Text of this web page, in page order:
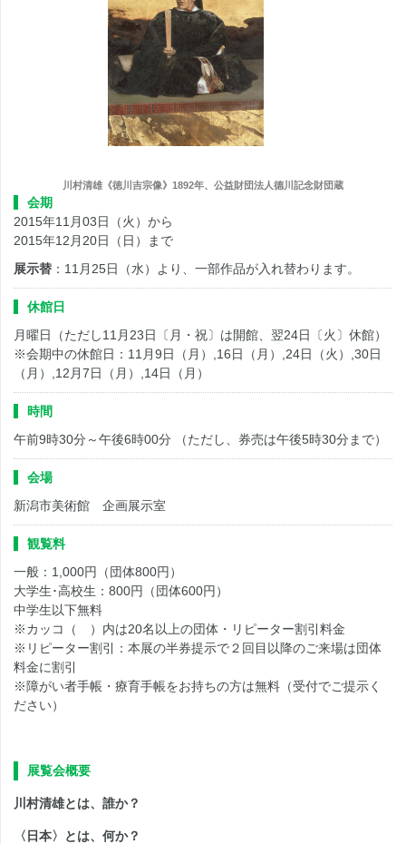
川村清雄《徳川吉宗像》1892年、公益財団法人德川記念財団蔵
会期
2015年11月03日（火）から
2015年12月20日（日）まで
展示替 ：11月25日（水）より、一部作品が入れ替わります。
休館日
月曜日（ただし11月23日〔月・祝〕は開館、翌24日〔火〕休館）
※会期中の休館日：11月9日（月）,16日（月）,24日（火）,30日
（月）,12月7日（月）,14日（月）
時間
午前9時30分～午後6時00分 （ただし、券売は午後5時30分まで）
会場
新潟市美術館 企画展示室
観覧料
一般：1,000円（団体800円）
大学生･高校生：800円（団体600円）
中学生以下無料
※カッコ（ ）内は20名以上の団体・リピーター割引料金
※リピーター割引：本展の半券提示で２回目以降のご来場は団体
料金に割引
※障がい者手帳・療育手帳をお持ちの方は無料（受付でご提示く
ださい）
展覧会概要
川村清雄とは、誰か？
〈日本〉とは、何か？